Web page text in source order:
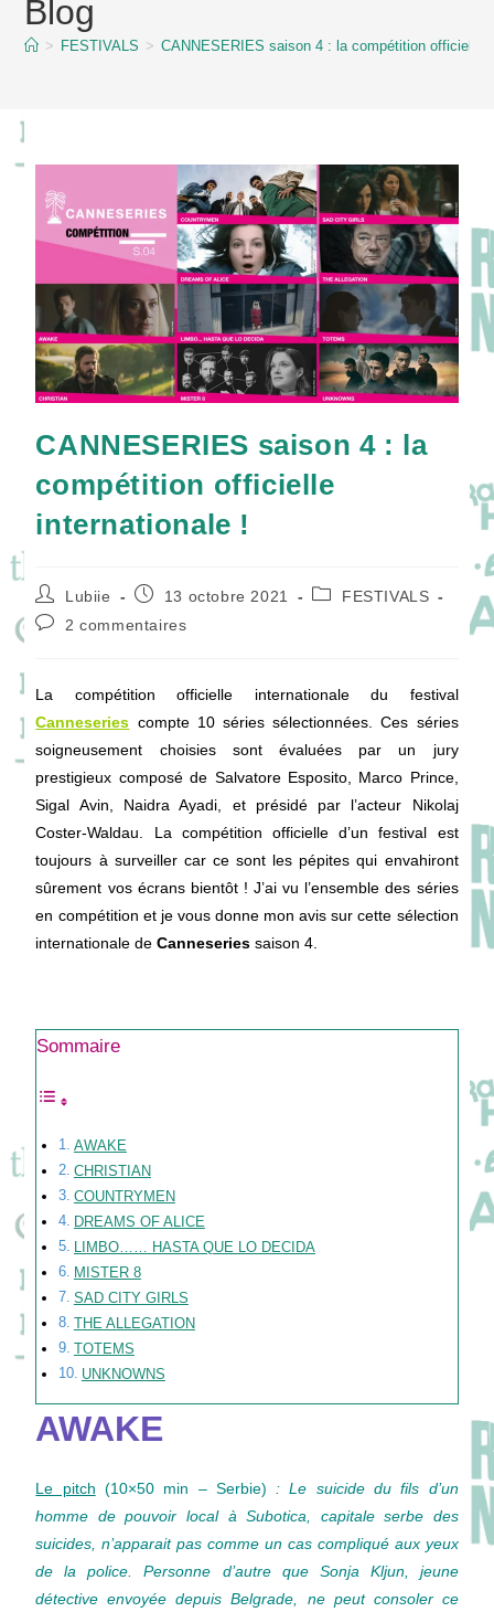
contentBlog
> FESTIVALS > CANNESERIES saison 4 : la compétition officielle
CANNESERIES saison 4 : la
compétition officielle
internationale !
Auteur/autrice
de
la
Lubiie
Publication
13 octobre 2021
PostFESTIVALS
Commentaires
2 commentaires
La compétition officielle internationale du festival
Canneseries compte 10 séries sélectionnées. Ces séries
soigneusement choisies sont évaluées par un jury
prestigieux composé de Salvatore Esposito, Marco Prince,
Sigal Avin, Naidra Ayadi, et présidé par l’acteur Nikolaj
Coster-Waldau. La compétition officielle d’un festival est
toujours à surveiller car ce sont les pépites qui envahiront
sûrement vos écrans bientôt ! J’ai vu l’ensemble des séries
en compétition et je vous donne mon avis sur cette sélection
internationale deCanneseries saison 4.
Sommaire
AWAKE
CHRISTIAN
COUNTRYMEN
DREAMS OF ALICE
LIMBO…… HASTA QUE LO DECIDA
MISTER 8
SAD CITY GIRLS
THE ALLEGATION
TOTEMS
UNKNOWNS
AWAKE
Le pitch (10×50 min – Serbie) : Le suicide du fils d’un
homme de pouvoir local à Subotica, capitale serbe des
suicides, n’apparait pas comme un cas compliqué aux yeux
de la police. Personne d’autre que Sonja Kljun, jeune
détective envoyée depuis Belgrade, ne peut consoler ce